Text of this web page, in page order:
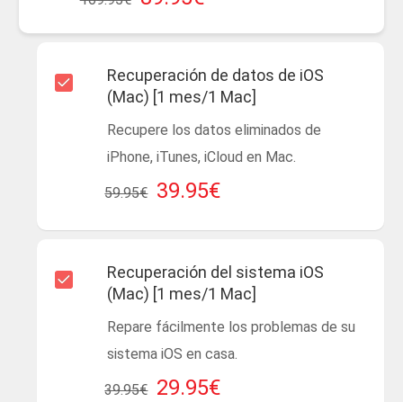
Recuperación de datos de iOS
(Mac) [1 mes/1 Mac]
Recupere los datos eliminados de
iPhone, iTunes, iCloud en Mac.
39.95€
59.95€
Recuperación del sistema iOS
(Mac) [1 mes/1 Mac]
Repare fácilmente los problemas de su
sistema iOS en casa.
29.95€
39.95€